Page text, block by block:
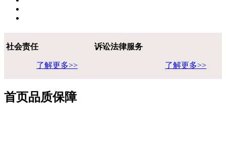
社会责任
了解更多>>
诉讼法律服务
了解更多>>
首页品质保障